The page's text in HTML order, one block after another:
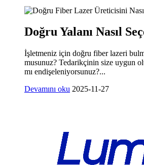
Doğru Yalanı Nasıl
İşletmeniz için doğru fiber lazeri
musunuz? Tedarikçinin size uygun
mı endişeleniyorsunuz?...
Devamını oku 2025-11-27